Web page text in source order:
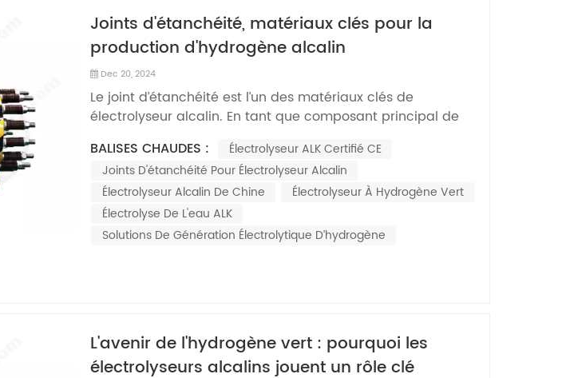
Joints d'étanchéité, matériaux clés pour la
production d'hydrogène alcalin
Dec 20, 2024
Le joint d’étanchéité est l’un des matériaux clés de
électrolyseur alcalin. En tant que composant principal de
détermine en grande partie la qualité des performances
d'étanchéité et d'isolation de la chambre de l'électrolyseur
et affecte...
BALISES CHAUDES :
Électrolyseur ALK Certifié CE
Joints D'étanchéité Pour Électrolyseur Alcalin
Électrolyseur Alcalin De Chine
Électrolyseur À Hydrogène Vert
Électrolyse De L'eau ALK
Solutions De Génération Électrolytique D’hydrogène
L'avenir de l'hydrogène vert : pourquoi les
électrolyseurs alcalins jouent un rôle clé